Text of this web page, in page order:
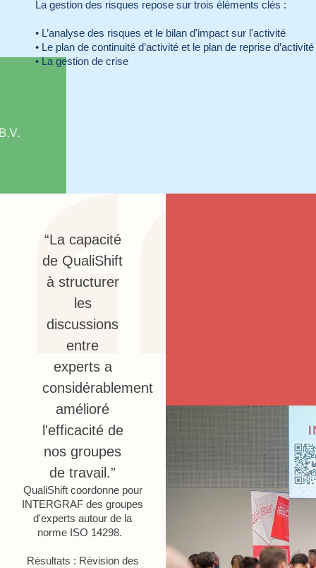
La gestion des risques repose sur trois éléments clés :
• L’analyse des risques et le bilan d'impact sur l'activité
• Le plan de continuité d’activité et le plan de reprise d’activité
• La gestion de crise
“La capacité
de QualiShift
à structurer
les
discussions
entre
experts a
considérablement
amélioré
l'efficacité de
nos groupes
de travail.”
QualiShift coordonne pour
INTERGRAF des groupes
d'experts autour de la
norme ISO 14298.
Résultats : Révision des